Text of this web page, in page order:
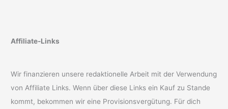
Affiliate-Links
Wir finanzieren unsere redaktionelle Arbeit mit der Verwendung
von Affiliate Links. Wenn über diese Links ein Kauf zu Stande
kommt, bekommen wir eine Provisionsvergütung. Für dich